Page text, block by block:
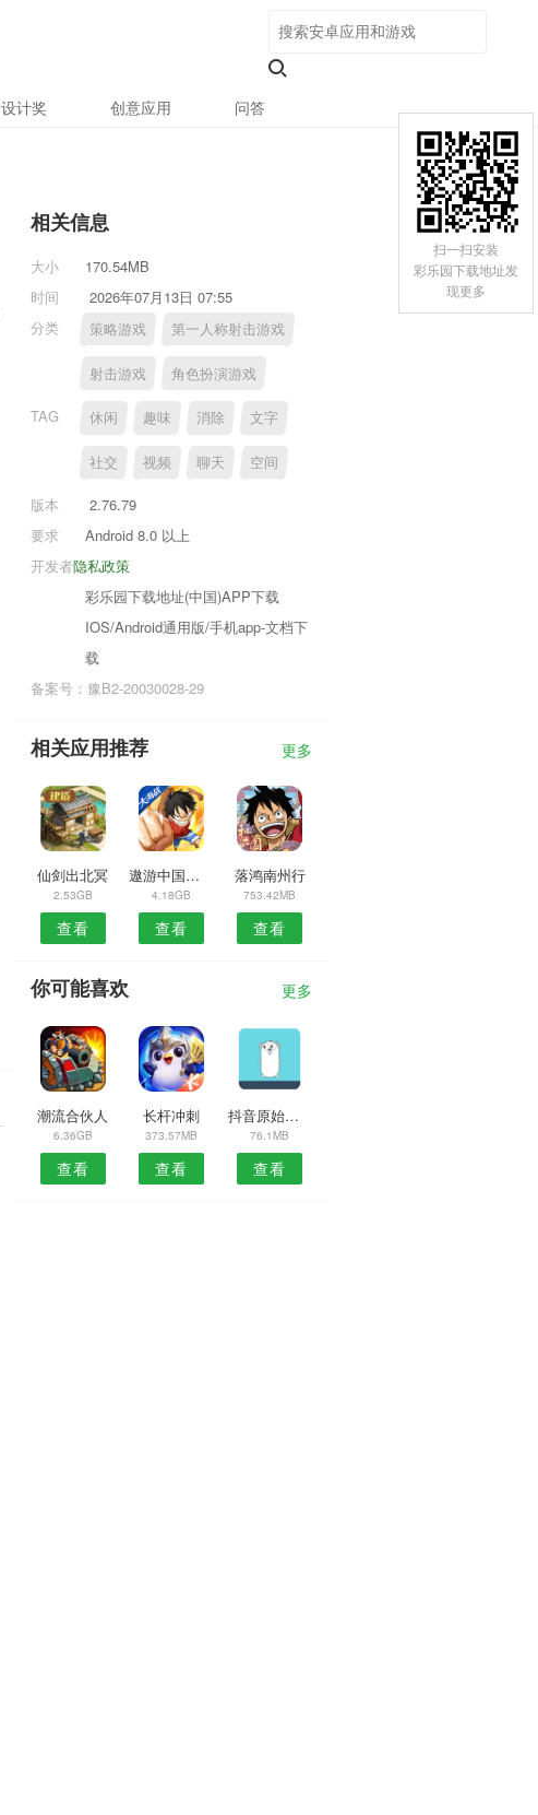
设计奖 创意应用 问答
相关信息
大小
170.54MB
时间
2026年07月13日 07:55
分类
策略游戏 第一人称射击游戏
射击游戏 角色扮演游戏
TAG 休闲 趣味 消除 文字
社交 视频 聊天 空间
版本
2.76.79
要求
Android 8.0 以上
隐私政策
开发者
彩乐园下载地址(中国)APP下载
IOS/Android通用版/手机app-文档下
载
备案号：豫B2-20030028-29
相关应用推荐 更多
仙剑出北冥
2.53GB
查看
遨游中国模拟器
4.18GB
查看
落鸿南州行
753.42MB
查看
你可能喜欢 更多
潮流合伙人
6.36GB
查看
长杆冲刺
373.57MB
查看
抖音原始散人版
76.1MB
查看
扫一扫安装
彩乐园下载地址发
现更多